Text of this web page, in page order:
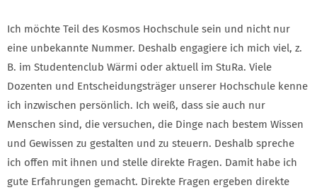
Ich möchte Teil des Kosmos Hochschule sein und nicht nur
eine unbekannte Nummer. Deshalb engagiere ich mich viel, z.
B. im Studentenclub Wärmi oder aktuell im StuRa. Viele
Dozenten und Entscheidungsträger unserer Hochschule kenne
ich inzwischen persönlich. Ich weiß, dass sie auch nur
Menschen sind, die versuchen, die Dinge nach bestem Wissen
und Gewissen zu gestalten und zu steuern. Deshalb spreche
ich offen mit ihnen und stelle direkte Fragen. Damit habe ich
gute Erfahrungen gemacht. Direkte Fragen ergeben direkte